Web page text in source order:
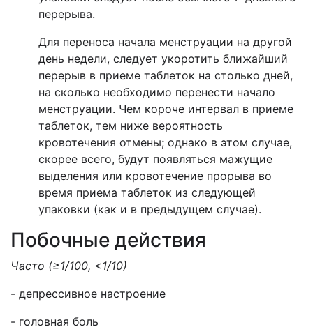
перерыва.
Для переноса начала менструации на другой
день недели, следует укоротить ближайший
перерыв в приеме таблеток на столько дней,
на сколько необходимо перенести начало
менструации. Чем короче интервал в приеме
таблеток, тем ниже вероятность
кровотечения отмены; однако в этом случае,
скорее всего, будут появляться мажущие
выделения или кровотечение прорыва во
время приема таблеток из следующей
упаковки (как и в предыдущем случае).
Побочные действия
Часто (≥1/100, <1/10)
- депрессивное настроение
- головная боль